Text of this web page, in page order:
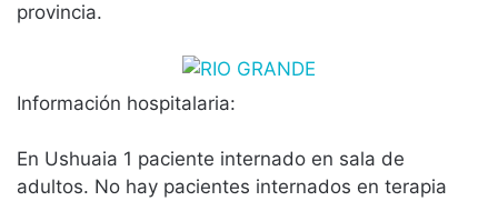
provincia.
Información hospitalaria:
En Ushuaia 1 paciente internado en sala de
adultos. No hay pacientes internados en terapia